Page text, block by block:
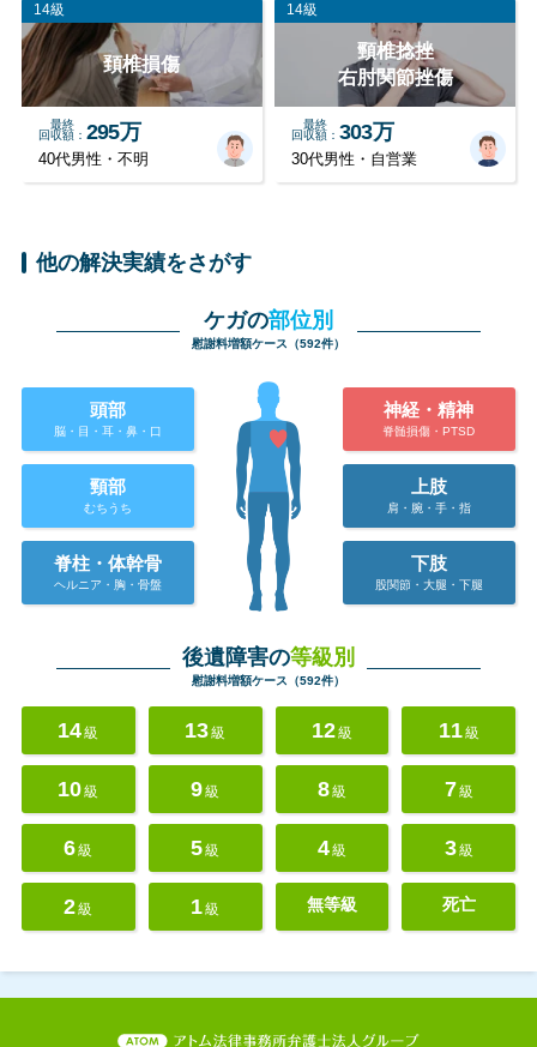
14級
頚椎損傷
最終
回収額
295万
40代男性・不明
14級
頸椎捻挫
右肘関節挫傷
最終
回収額
303万
30代男性・自営業
他の解決実績をさがす
ケガの部位別
慰謝料増額ケース（592件）
頭部
脳・目・耳・鼻・口
神経・精神
脊髄損傷・PTSD
頸部
むちうち
上肢
肩・腕・手・指
脊柱・体幹骨
ヘルニア・胸・骨盤
下肢
股関節・大腿・下腿
後遺障害の等級別
慰謝料増額ケース（592件）
14級 13級 12級 11級
10級 9級 8級 7級
6級 5級 4級 3級
2級 1級 無等級 死亡